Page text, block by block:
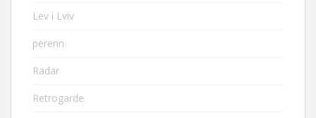
Lev i Lviv
perenn
Radar
Retrogarde